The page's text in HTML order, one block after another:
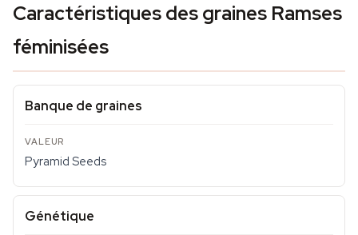
Caractéristiques des graines Ramses
féminisées
Banque de graines
Pyramid Seeds
Génétique